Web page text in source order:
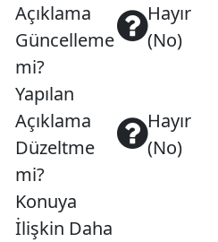
Açıklama
Güncelleme
mi?
Hayır
(No)
Yapılan
Açıklama
Düzeltme
mi?
Hayır
(No)
Konuya
İlişkin Daha